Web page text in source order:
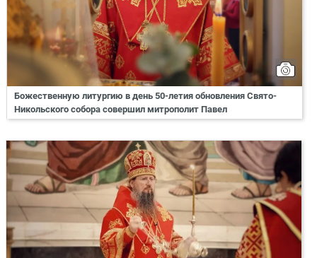
Божественную литургию в день 50-летия обновления Свято-
Никольского собора совершил митрополит Павел